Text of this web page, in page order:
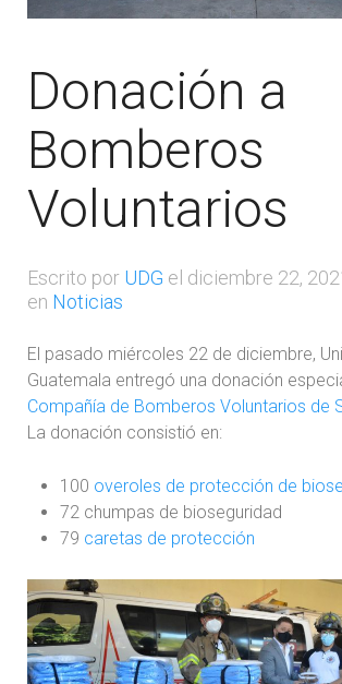
Donación a
Bomberos
Voluntarios
Escrito por UDG el diciembre 22,
en Noticias
El pasado miércoles 22 de diciembre,
Guatemala entregó una donación
Compañía de Bomberos Voluntarios de
La donación consistió en:
100 overoles de protección de
72 chumpas de bioseguridad
79 caretas de protección